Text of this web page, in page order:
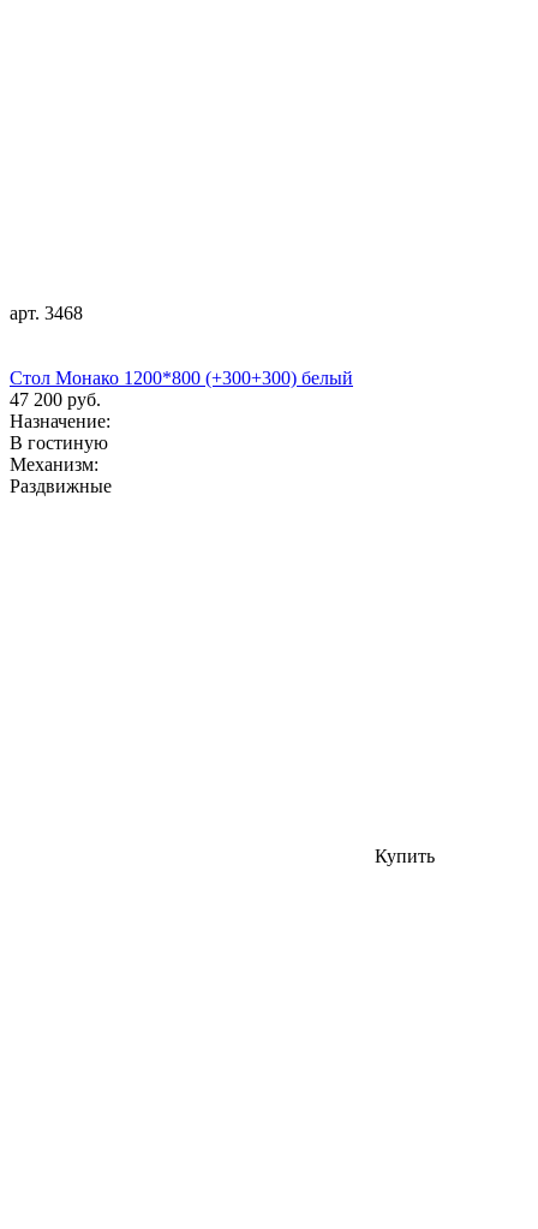
арт. 3468
Стол Монако 1200*800 (+300+300) белый
47 200 руб.
Назначение:
В гостиную
Механизм:
Раздвижные
Купить